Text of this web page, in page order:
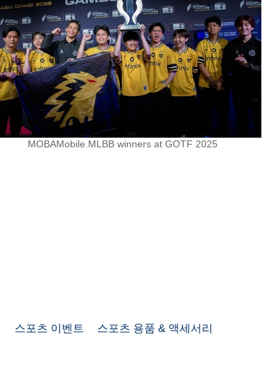
MOBAMobile.MLBB winners at GOTF 2025
스포츠 이벤트 스포츠 용품 & 액세서리